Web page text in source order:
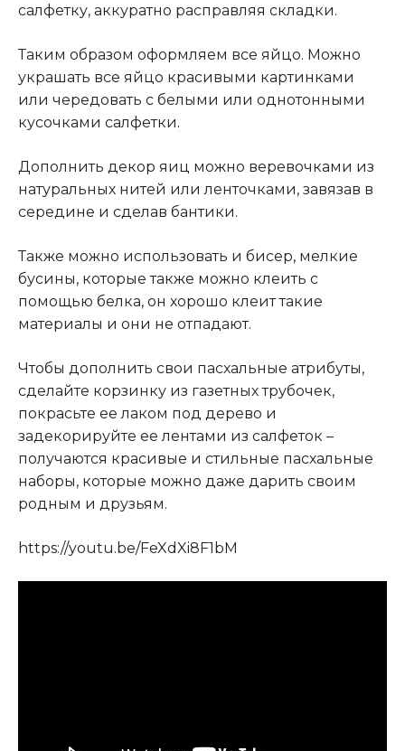
салфетку, аккуратно расправляя складки.
Таким образом оформляем все яйцо. Можно
украшать все яйцо красивыми картинками
или чередовать с белыми или однотонными
кусочками салфетки.
Дополнить декор яиц можно веревочками из
натуральных нитей или ленточками, завязав в
середине и сделав бантики.
Также можно использовать и бисер, мелкие
бусины, которые также можно клеить с
помощью белка, он хорошо клеит такие
материалы и они не отпадают.
Чтобы дополнить свои пасхальные атрибуты,
сделайте корзинку из газетных трубочек,
покрасьте ее лаком под дерево и
задекорируйте ее лентами из салфеток –
получаются красивые и стильные пасхальные
наборы, которые можно даже дарить своим
родным и друзьям.
https://youtu.be/FeXdXi8F1bM